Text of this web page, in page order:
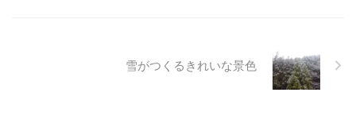
雪がつくるきれいな景色